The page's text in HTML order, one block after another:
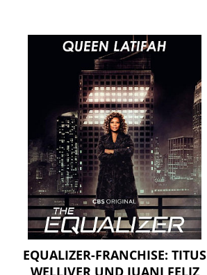
EQUALIZER-FRANCHISE: TITUS
WELLIVER UND JUANI FELIZ